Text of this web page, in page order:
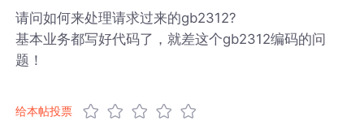
请问如何来处理请求过来的gb2312?
基本业务都写好代码了，就差这个gb2312编码的问
题！
给本帖投票